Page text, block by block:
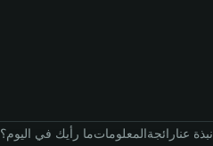
ما رأيك في اليوم؟المعلوماترائجةنبذة عنا